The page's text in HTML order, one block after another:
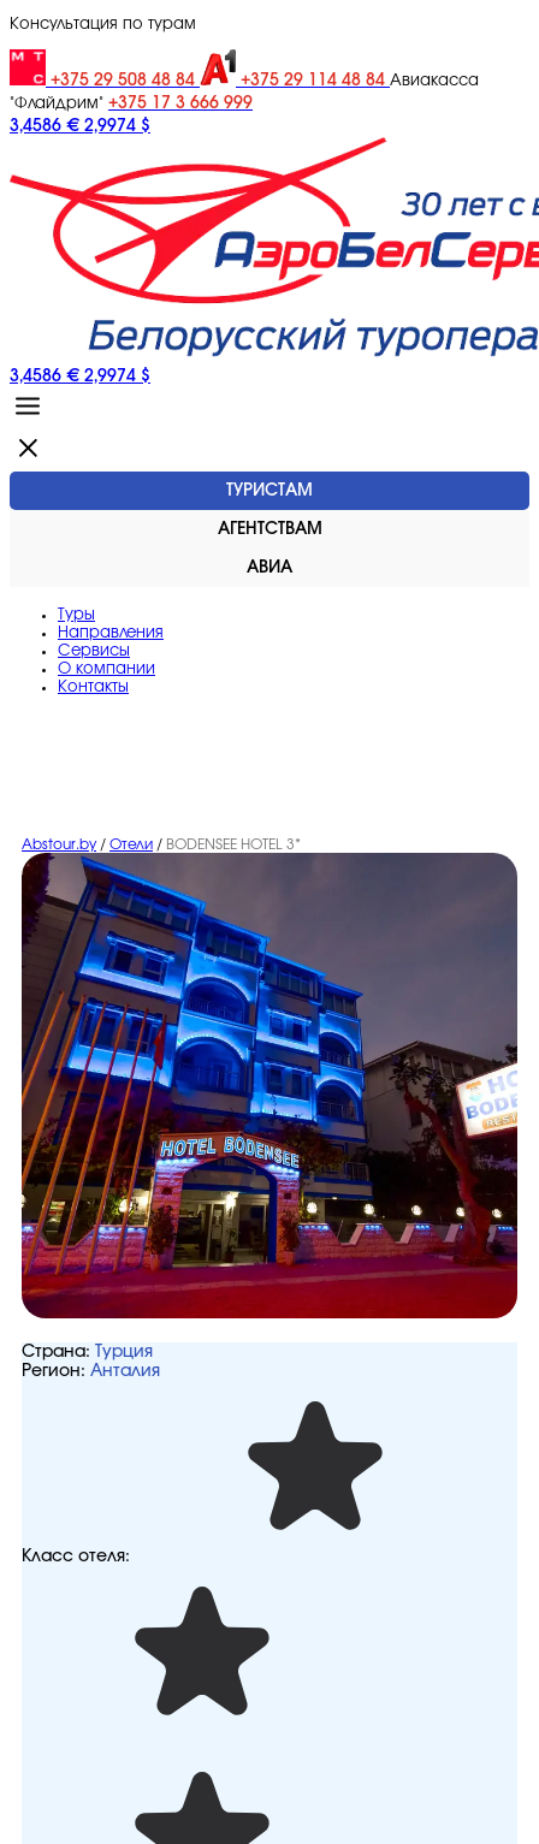
Консультация по турам
+375 29 508 48 84 +375 29 114 48 84 Авиакасса
"Флайдрим" +375 17 3 666 999
3,4586 € 2,9974 $
3,4586 € 2,9974 $
ТУРИСТАМ
АГЕНТСТВАМ
АВИА
Туры
Направления
Сервисы
O компании
Контакты
Abstour.by / Отели / BODENSEE HOTEL 3*
Страна:
Турция
Регион: Анталия
Класс отеля: